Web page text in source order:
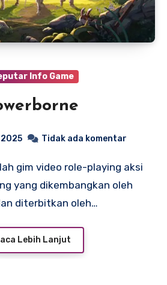
Info Game
2025 Tidak ada komentar
yang dikembangkan oleh
diterbitkan oleh…
Lebih Lanjut